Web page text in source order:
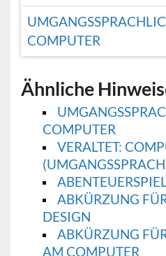
COMPUTER
Ähnliche
COMPUTER
VERALTET:
ABKÜRZUNG
DESIGN
ABKÜRZUNG
AM COMPUTER